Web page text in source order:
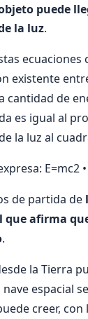
puede
la luz.
existente
cantidad de
es igual al
la luz al
E=mc2 •
de partida de
que afirma
.
la Tierra
espacial
creer,